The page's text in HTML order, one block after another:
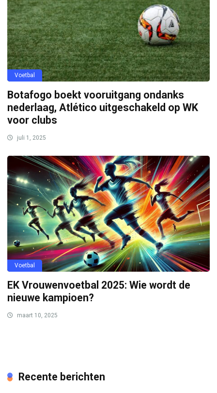
Voetbal
Botafogo boekt vooruitgang ondanks
nederlaag, Atlético uitgeschakeld op WK
voor clubs
juli 1, 2025
Voetbal
EK Vrouwenvoetbal 2025: Wie wordt de
nieuwe kampioen?
maart 10, 2025
Recente berichten